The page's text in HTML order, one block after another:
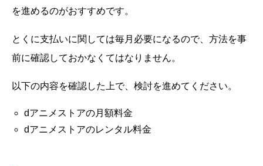
を進めるのがおすすめです。
とくに支払いに関しては毎月必要になるので、方法を事
前に確認しておかなくてはなりません。
以下の内容を確認した上で、検討を進めてください。
dアニメストアの月額料金
dアニメストアのレンタル料金